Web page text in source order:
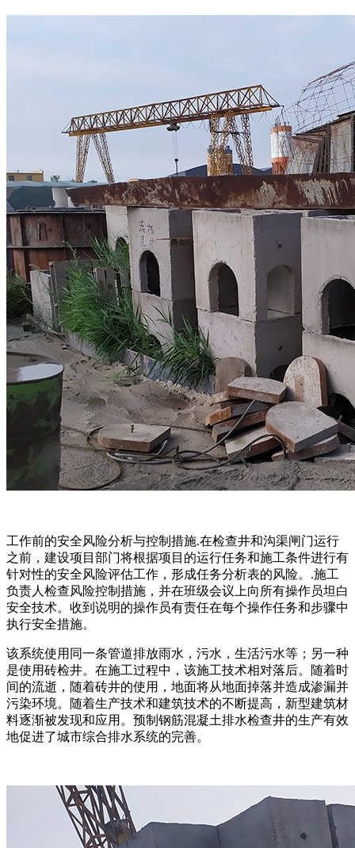
工作前的安全风险分析与控制措施.在检查井和沟渠闸门运行
之前，建设项目部门将根据项目的运行任务和施工条件进行有
针对性的安全风险评估工作，形成任务分析表的风险。.施工
负责人检查风险控制措施，并在班级会议上向所有操作员坦白
安全技术。收到说明的操作员有责任在每个操作任务和步骤中
执行安全措施。
该系统使用同一条管道排放雨水，污水，生活污水等；另一种
是使用砖检井。在施工过程中，该施工技术相对落后。随着时
间的流逝，随着砖井的使用，地面将从地面掉落并造成渗漏并
污染环境。随着生产技术和建筑技术的不断提高，新型建筑材
料逐渐被发现和应用。预制钢筋混凝土排水检查井的生产有效
地促进了城市综合排水系统的完善。